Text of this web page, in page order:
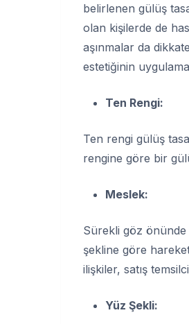
belirlenen gülüş
olan kişilerde de
aşınmalar da
estetiğinin
Ten Rengi:
Ten rengi gülüş
rengine göre bir
Meslek:
Sürekli göz
şekline göre
ilişkiler, satış
Yüz Şekli: